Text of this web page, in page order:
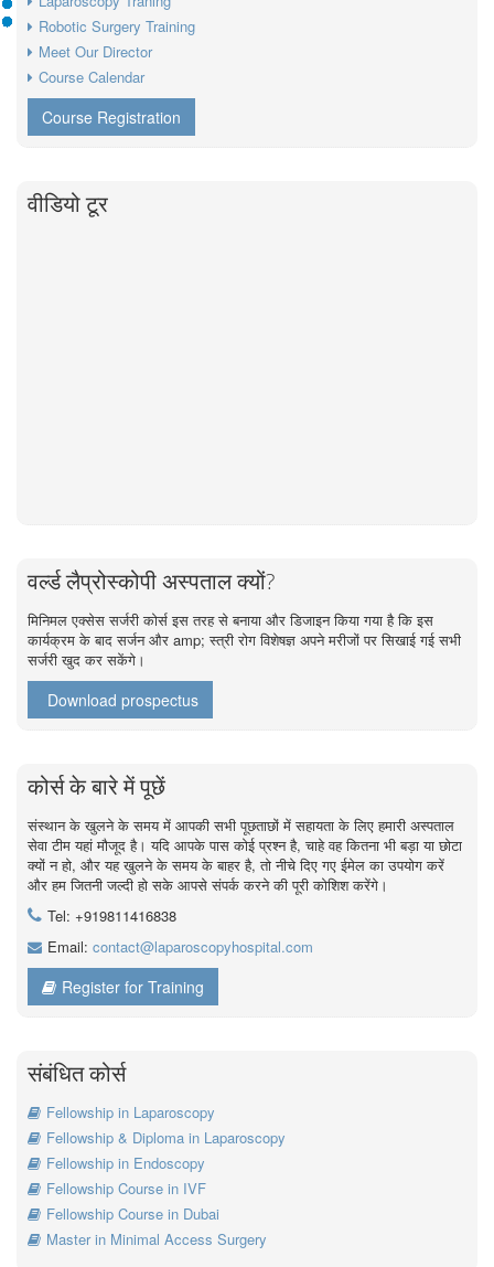
Robotic Surgery Training
Meet Our Director
Course Calendar
Course Registration
वीडियो टूर
वर्ल्ड लैप्रोस्कोपी अस्पताल क्यों?
मिनिमल एक्सेस सर्जरी कोर्स इस तरह से बनाया और डिजाइन किया गया है कि इस
कार्यक्रम के बाद सर्जन और amp; स्त्री रोग विशेषज्ञ अपने मरीजों पर सिखाई गई सभी
सर्जरी खुद कर सकेंगे।
Download prospectus
कोर्स के बारे में पूछें
संस्थान के खुलने के समय में आपकी सभी पूछताछों में सहायता के लिए हमारी अस्पताल
सेवा टीम यहां मौजूद है। यदि आपके पास कोई प्रश्न है, चाहे वह कितना भी बड़ा या छोटा
क्यों न हो, और यह खुलने के समय के बाहर है, तो नीचे दिए गए ईमेल का उपयोग करें
और हम जितनी जल्दी हो सके आपसे संपर्क करने की पूरी कोशिश करेंगे।
Tel: +919811416838
Email: contact@laparoscopyhospital.com
Register for Training
संबंधित कोर्स
Fellowship in Laparoscopy
Fellowship & Diploma in Laparoscopy
Fellowship in Endoscopy
Fellowship Course in IVF
Fellowship Course in Dubai
Master in Minimal Access Surgery